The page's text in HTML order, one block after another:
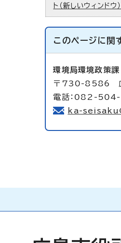
ト（新しいウィンドウ）
このページに関
環境局環境政策
〒730-8586 広
電話：082-
ka-